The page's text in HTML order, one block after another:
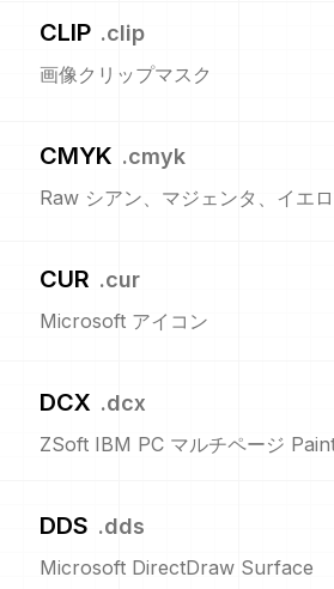
CLIP .clip
画像クリップマスク
CMYK .cmyk
Raw シアン、マジェンタ、イエ
CUR .cur
Microsoft アイコン
DCX .dcx
ZSoft IBM PC マルチページ
DDS .dds
Microsoft DirectDraw Surface